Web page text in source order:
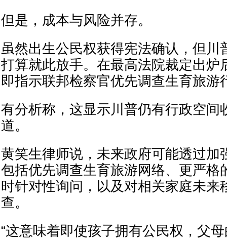
但是，成本与风险并存。
虽然出生公民权获得宪法确认，但川
打算就此放手。在最高法院裁定出炉
即指示联邦检察官优先调查生育旅游
有分析称，这显示川普仍有行政空间
道。
黄笑生律师说，未来政府可能透过加
包括优先调查生育旅游网络、更严格
时针对性询问，以及对相关家庭未来
查。
“这意味着即使孩子拥有公民权，父